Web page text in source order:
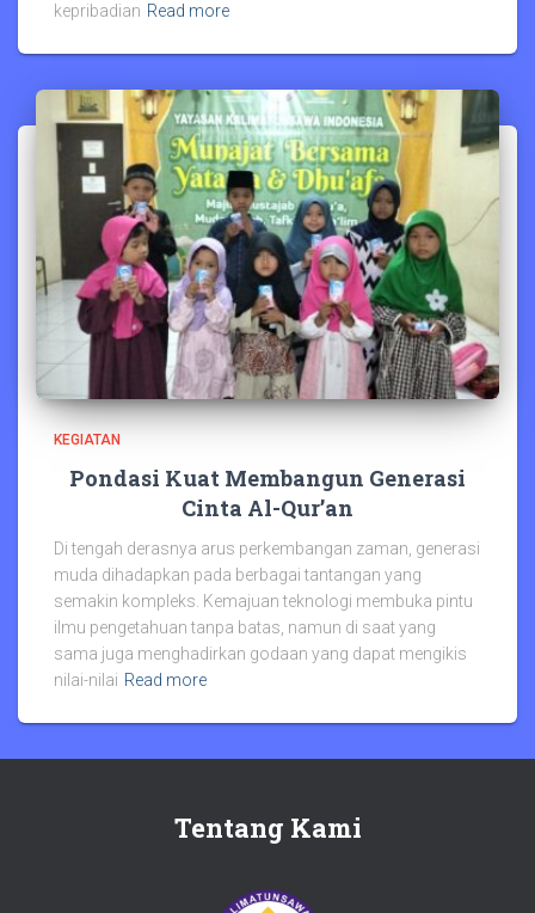
kepribadian Read more
KEGIATAN
Pondasi Kuat Membangun Generasi
Cinta Al-Qur’an
Di tengah derasnya arus perkembangan zaman, generasi
muda dihadapkan pada berbagai tantangan yang
semakin kompleks. Kemajuan teknologi membuka pintu
ilmu pengetahuan tanpa batas, namun di saat yang
sama juga menghadirkan godaan yang dapat mengikis
nilai-nilai Read more
Tentang Kami